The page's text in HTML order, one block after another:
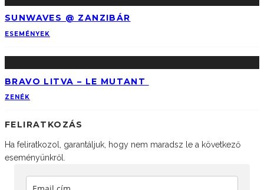
SUNWAVES @ ZANZIBÁR
ESEMÉNYEK
BRAVO LITVA – LE MUTANT
ZENÉK
FELIRATKOZÁS
Ha feliratkozol, garantáljuk, hogy nem maradsz le a következő
eseményünkről.